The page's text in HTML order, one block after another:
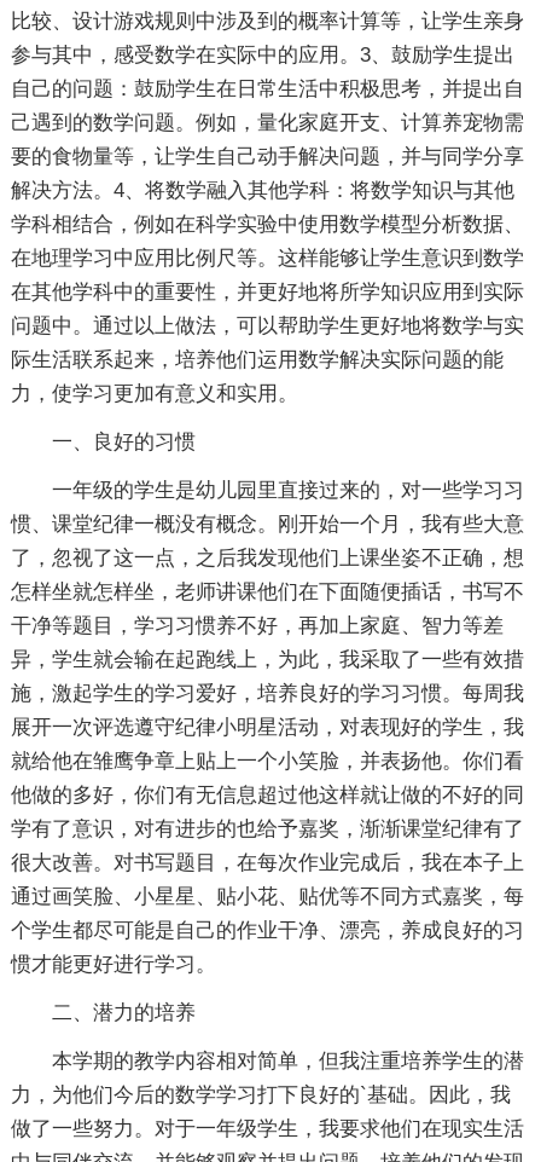
比较、设计游戏规则中涉及到的概率计算等，让学生亲身
参与其中，感受数学在实际中的应用。3、鼓励学生提出
自己的问题：鼓励学生在日常生活中积极思考，并提出自
己遇到的数学问题。例如，量化家庭开支、计算养宠物需
要的食物量等，让学生自己动手解决问题，并与同学分享
解决方法。4、将数学融入其他学科：将数学知识与其他
学科相结合，例如在科学实验中使用数学模型分析数据、
在地理学习中应用比例尺等。这样能够让学生意识到数学
在其他学科中的重要性，并更好地将所学知识应用到实际
问题中。通过以上做法，可以帮助学生更好地将数学与实
际生活联系起来，培养他们运用数学解决实际问题的能
力，使学习更加有意义和实用。
一、良好的习惯
一年级的学生是幼儿园里直接过来的，对一些学习习
惯、课堂纪律一概没有概念。刚开始一个月，我有些大意
了，忽视了这一点，之后我发现他们上课坐姿不正确，想
怎样坐就怎样坐，老师讲课他们在下面随便插话，书写不
干净等题目，学习习惯养不好，再加上家庭、智力等差
异，学生就会输在起跑线上，为此，我采取了一些有效措
施，激起学生的学习爱好，培养良好的学习习惯。每周我
展开一次评选遵守纪律小明星活动，对表现好的学生，我
就给他在雏鹰争章上贴上一个小笑脸，并表扬他。你们看
他做的多好，你们有无信息超过他这样就让做的不好的同
学有了意识，对有进步的也给予嘉奖，渐渐课堂纪律有了
很大改善。对书写题目，在每次作业完成后，我在本子上
通过画笑脸、小星星、贴小花、贴优等不同方式嘉奖，每
个学生都尽可能是自己的作业干净、漂亮，养成良好的习
惯才能更好进行学习。
二、潜力的培养
本学期的教学内容相对简单，但我注重培养学生的潜
力，为他们今后的数学学习打下良好的`基础。因此，我
做了一些努力。对于一年级学生，我要求他们在现实生活